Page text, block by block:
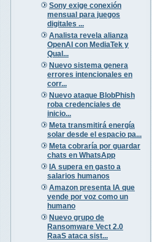
Sony exige conexión
mensual para juegos
digitales ...
Analista revela alianza
OpenAI con MediaTek y
Qual...
Nuevo sistema genera
errores intencionales en
corr...
Nuevo ataque BlobPhish
roba credenciales de
inicio...
Meta transmitirá energía
solar desde el espacio pa...
Meta cobraría por guardar
chats en WhatsApp
IA supera en gasto a
salarios humanos
Amazon presenta IA que
vende por voz como un
humano
Nuevo grupo de
Ransomware Vect 2.0
RaaS ataca sist...